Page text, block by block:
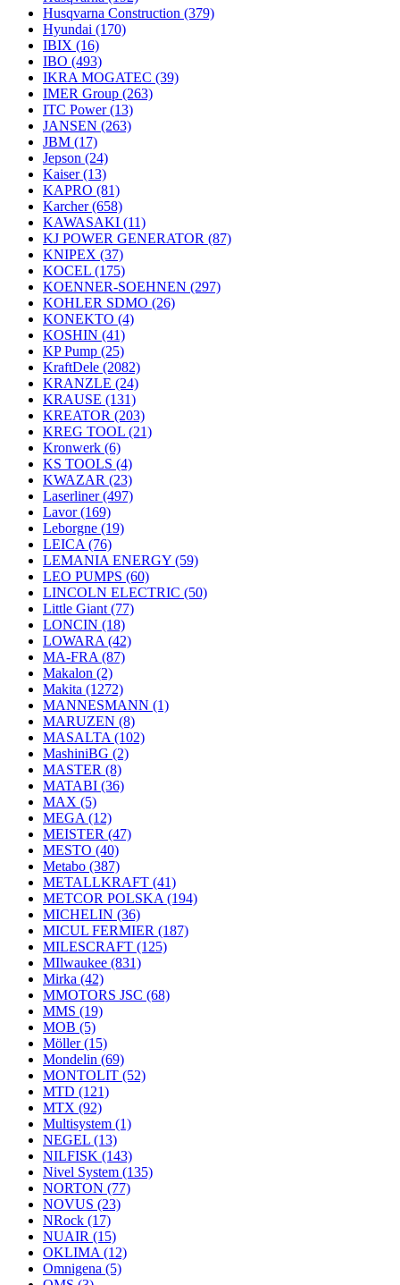
Husqvarna Construction (379)
Hyundai (170)
IBIX (16)
IBO (493)
IKRA MOGATEC (39)
IMER Group (263)
ITC Power(13)
JANSEN (263)
JBM (17)
Jepson (24)
Kaiser(13)
KAPRO (81)
Karcher(658)
KAWASAKI (11)
KJ POWER GENERATOR (87)
KNIPEX (37)
KOCEL (175)
KOENNER-SOEHNEN (297)
KOHLER SDMO (26)
KONEKTO (4)
KOSHIN (41)
KP Pump (25)
KraftDele (2082)
KRANZLE (24)
KRAUSE (131)
KREATOR (203)
KREG TOOL (21)
Kronwerk (6)
KS TOOLS (4)
KWAZAR (23)
Laserliner(497)
Lavor(169)
Leborgne (19)
LEICA (76)
LEMANIA ENERGY (59)
LEO PUMPS (60)
LINCOLN ELECTRIC (50)
Little Giant (77)
LONCIN (18)
LOWARA (42)
MA-FRA (87)
Makalon (2)
Makita (1272)
MANNESMANN (1)
MARUZEN (8)
MASALTA (102)
MashiniBG (2)
MASTER (8)
MATABI (36)
MAX (5)
MEGA (12)
MEISTER (47)
MESTO (40)
Metabo (387)
METALLKRAFT (41)
METCOR POLSKA (194)
MICHELIN (36)
MICUL FERMIER (187)
MILESCRAFT (125)
MIlwaukee (831)
Mirka (42)
MMOTORS JSC (68)
MMS (19)
MOB (5)
Möller(15)
Mondelin (69)
MONTOLIT (52)
MTD (121)
MTX (92)
Multisystem (1)
NEGEL (13)
NILFISK (143)
Nivel System (135)
NORTON (77)
NOVUS (23)
NRock (17)
NUAIR (15)
OKLIMA (12)
Omnigena (5)